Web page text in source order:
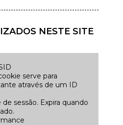
NESTE SITE
serve para
através de um ID
de sessão. Expira quando